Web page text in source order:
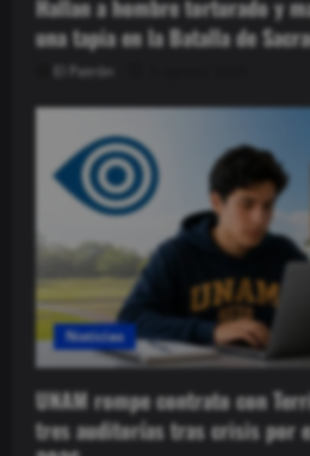
Hallan a hombre torturado y
una tapia en la Batalla de
El Patrón
Noticias
UNAM rompe contrato con
tres auditorías tras crisis por